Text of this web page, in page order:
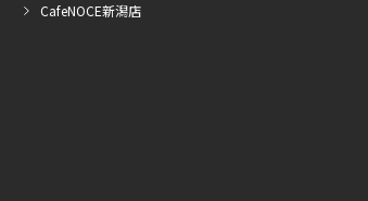
CafeNOCE新潟店